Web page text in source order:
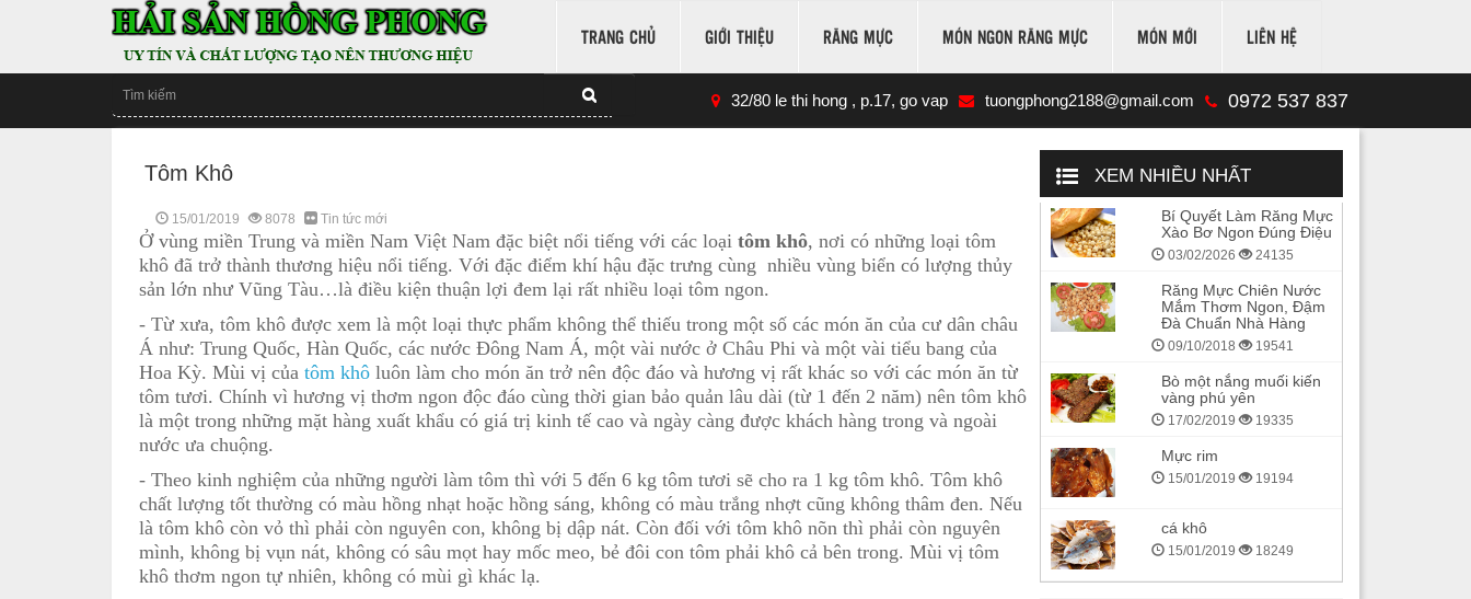
TRANG CHỦ GIỚI THIỆU RĂNG MỰC MÓN NGON RĂNG MỰC MÓN MỚI LIÊN HỆ
32/80 le thi hong , p.17, go vap tuongphong2188@gmail.com 0972 537 837
Tôm Khô
15/01/2019 8078 Tin tức mới
Ở vùng miền Trung và miền Nam Việt Nam đặc biệt nổi tiếng với các loại tôm khô, nơi có những loại tôm
khô đã trở thành thương hiệu nổi tiếng. Với đặc điểm khí hậu đặc trưng cùng nhiều vùng biển có lượng thủy
sản lớn như Vũng Tàu…là điều kiện thuận lợi đem lại rất nhiều loại tôm ngon.
- Từ xưa, tôm khô được xem là một loại thực phẩm không thể thiếu trong một số các món ăn của cư dân châu
Á như: Trung Quốc, Hàn Quốc, các nước Đông Nam Á, một vài nước ở Châu Phi và một vài tiểu bang của
Hoa Kỳ. Mùi vị của tôm khô luôn làm cho món ăn trở nên độc đáo và hương vị rất khác so với các món ăn từ
tôm tươi. Chính vì hương vị thơm ngon độc đáo cùng thời gian bảo quản lâu dài (từ 1 đến 2 năm) nên tôm khô
là một trong những mặt hàng xuất khẩu có giá trị kinh tế cao và ngày càng được khách hàng trong và ngoài
nước ưa chuộng.
- Theo kinh nghiệm của những người làm tôm thì với 5 đến 6 kg tôm tươi sẽ cho ra 1 kg tôm khô. Tôm khô
chất lượng tốt thường có màu hồng nhạt hoặc hồng sáng, không có màu trắng nhợt cũng không thâm đen. Nếu
là tôm khô còn vỏ thì phải còn nguyên con, không bị dập nát. Còn đối với tôm khô nõn thì phải còn nguyên
mình, không bị vụn nát, không có sâu mọt hay mốc meo, bẻ đôi con tôm phải khô cả bên trong. Mùi vị tôm
khô thơm ngon tự nhiên, không có mùi gì khác lạ.
XEM NHIỀU NHẤT
Bí Quyết Làm Răng Mực
Xào Bơ Ngon Đúng Điệu
03/02/2026 24135
Răng Mực Chiên Nước
Mắm Thơm Ngon, Đậm
Đà Chuẩn Nhà Hàng
09/10/2018 19541
Bò một nắng muối kiến
vàng phú yên
17/02/2019 19335
Mực rim
15/01/2019 19194
cá khô
15/01/2019 18249